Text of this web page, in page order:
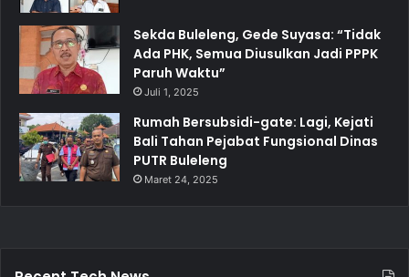
Sekda Buleleng, Gede Suyasa: “Tidak
Ada PHK, Semua Diusulkan Jadi PPPK
Paruh Waktu”
Juli 1, 2025
Rumah Bersubsidi-gate: Lagi, Kejati
Bali Tahan Pejabat Fungsional Dinas
PUTR Buleleng
Maret 24, 2025